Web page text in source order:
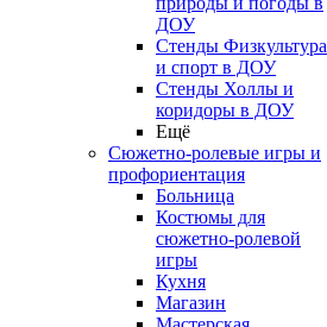
ДОУ
Стенды Физкультура
и спорт в ДОУ
Стенды Холлы и
коридоры в ДОУ
Ещё
Сюжетно-ролевые игры и
профориентация
Больница
Костюмы для
сюжетно-ролевой
игры
Кухня
Магазин